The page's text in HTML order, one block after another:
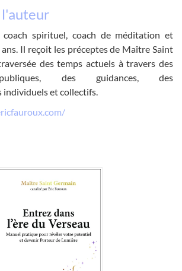
l'auteur
coach spirituel, coach de méditation et
Il reçoit les préceptes de Maître Saint
des temps actuels à travers des
des guidances, des
individuels et collectifs.